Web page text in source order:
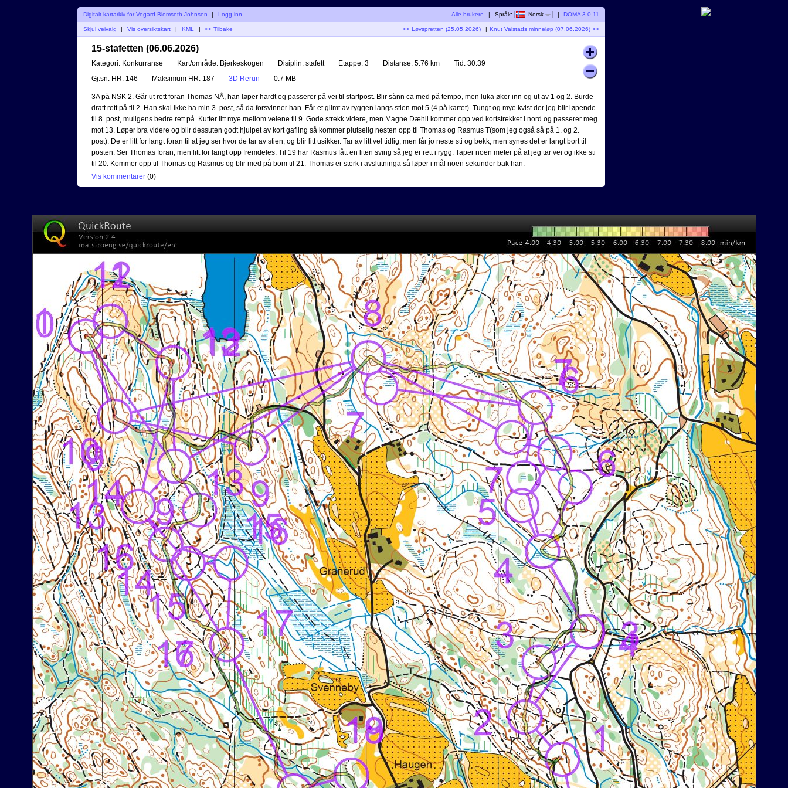
Digitalt kartarkiv for Vegard Blomseth Johnsen | Logg inn Alle brukere | Språk: Norsk | DOMA 3.0.11
Skjul veivalg Vis oversiktskart KML << Tilbake << Løvspretten (25.05.2026) Knut Valstads minneløp (07.06.2026) >>
15-stafetten (06.06.2026)
Kategori: Konkurranse Kart/område: Bjerkeskogen Disiplin: stafett Etappe: 3 Distanse: 5.76 km Tid: 30:39
Gj.sn. HR: 146 Maksimum HR: 187 3D Rerun 0.7 MB
3A på NSK 2. Går ut rett foran Thomas NÅ, han løper hardt og passerer på vei til startpost. Blir sånn ca med på tempo, men luka øker inn og ut av 1 og 2. Burde
dratt rett på til 2. Han skal ikke ha min 3. post, så da forsvinner han. Får et glimt av ryggen langs stien mot 5 (4 på kartet). Tungt og mye kvist der jeg blir løpende
til 8. post, muligens bedre rett på. Kutter litt mye mellom veiene til 9. Gode strekk videre, men Magne Dæhli kommer opp ved kortstrekket i nord og passerer meg
mot 13. Løper bra videre og blir dessuten godt hjulpet av kort gafling så kommer plutselig nesten opp til Thomas og Rasmus T(som jeg også så på 1. og 2.
post). De er litt for langt foran til at jeg ser hvor de tar av stien, og blir litt usikker. Tar av litt vel tidlig, men får jo neste sti og bekk, men synes det er langt bort til
posten. Ser Thomas foran, men litt for langt opp fremdeles. Til 19 har Rasmus fått en liten sving så jeg er rett i rygg. Taper noen meter på at jeg tar vei og ikke sti
til 20. Kommer opp til Thomas og Rasmus og blir med på bom til 21. Thomas er sterk i avslutninga så løper i mål noen sekunder bak han.
Vis kommentarer (0)